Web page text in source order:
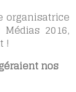
organisatrice
2016,
!
nos